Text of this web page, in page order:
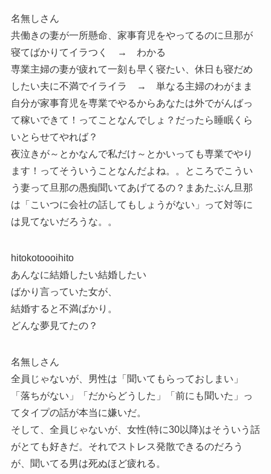
名無しさん
共働きの妻が一所懸命、家事育児をやってるのに旦那が
寝てばかりてイラつく → わかる
専業主婦の妻が疲れて一刻も早く寝たい、休日も寝だめ
したい夫に不満でイライラ → 単なる主婦のわがまま
自分が家事育児を専業でやるからあなたは外でがんばっ
て稼いできて！ってことなんでしょ？だったら睡眠くら
いとらせてやれば？
夜泣きが～とかなんで私だけ～とかいっても専業でやり
ます！ってそういうことなんだよね。。ところでこうい
う妻って旦那の愚痴聞いてあげてるの？まあたぶん旦那
は「こいつに会社の話してもしょうがない」って対等に
は見てないだろうな。。
hitokotoooihito
あんなに結婚したい結婚したい
ばかり言っていた女が、
結婚すると不満ばかり。
どんな夢見てたの？
名無しさん
全員じゃないが、男性は「聞いてもらっておしまい」
「落ちがない」「だからどうした」「前にも聞いた」っ
てタイプの話が本当に嫌いだ。
そして、全員じゃないが、女性(特に30以降)はそういう話
がとても好きだ。それでストレス発散できるのだろう
が、聞いてる男は死ぬほど疲れる。